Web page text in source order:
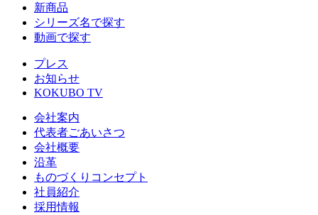
新商品
シリーズ名で探す
動画で探す
プレス
お知らせ
KOKUBO TV
会社案内
代表者ごあいさつ
会社概要
沿革
ものづくりコンセプト
社員紹介
採用情報